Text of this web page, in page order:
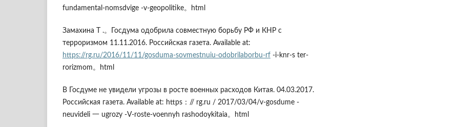
fundamental-nomsdvige -v-geopolitike。html
Замахина Т .。Госдума одобрила совместную борьбу РФ и КНР с
терроризмом 11.11.2016. Российская газета. Available at:
https://rg.ru/2016/11/11/gosduma-sovmestnuiu-odobrilaborbu-rf -i-knr-s ter-
rorizmom。html
В Госдуме не увидели угрозы в росте военных расходов Китая. 04.03.2017.
Российская газета. Available at: https：// rg.ru / 2017/03/04/v-gosdume -
neuvideli ⼀ ugrozy -V-roste-voennyh rashodoykitaia。html